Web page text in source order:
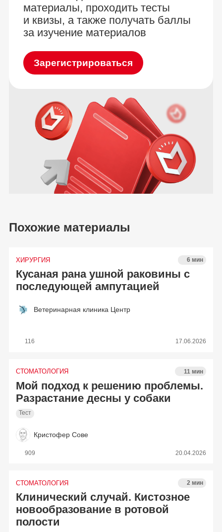
материалы, проходить тесты
и квизы, а также получать баллы
за изучение материалов
Зарегистрироваться
Похожие материалы
ХИРУРГИЯ 6 мин
Кусаная рана ушной раковины с
последующей ампутацией
Ветеринарная клиника Центр
116 17.06.2026
СТОМАТОЛОГИЯ 11 мин
Мой подход к решению проблемы.
Разрастание десны у собаки
Тест
Кристофер Сове
909 20.04.2026
СТОМАТОЛОГИЯ 2 мин
Клинический случай. Кистозное
новообразование в ротовой
полости